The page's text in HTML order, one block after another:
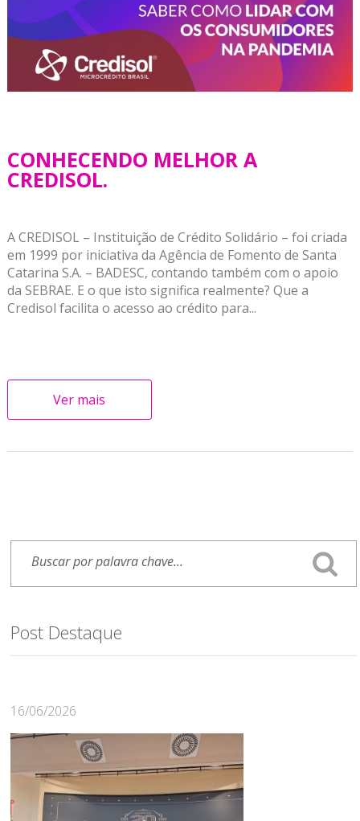
CONHECENDO MELHOR A
CREDISOL.
A CREDISOL – Instituição de Crédito Solidário – foi criada
em 1999 por iniciativa da Agência de Fomento de Santa
Catarina S.A. – BADESC, contando também com o apoio
da SEBRAE. E o que isto significa realmente? Que a
Credisol facilita o acesso ao crédito para...
Ver mais
Post Destaque
16/06/2026